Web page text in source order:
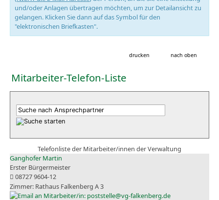
und/oder Anlagen übertragen möchten, um zur Detailansicht zu
gelangen. Klicken Sie dann auf das Symbol für den
"elektronischen Briefkasten".
drucken nach oben
Mitarbeiter-Telefon-Liste
Telefonliste der Mitarbeiter/innen der Verwaltung
Ganghofer Martin
Erster Bürgermeister
08727 9604-12
Rathaus Falkenberg A 3